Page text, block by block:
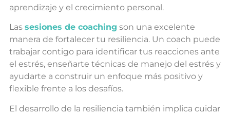
aprendizaje y el crecimiento personal.
Las sesiones de coaching son una excelente
manera de fortalecer tu resiliencia. Un coach puede
trabajar contigo para identificar tus reacciones ante
el estrés, enseñarte técnicas de manejo del estrés y
ayudarte a construir un enfoque más positivo y
flexible frente a los desafíos.
El desarrollo de la resiliencia también implica cuidar